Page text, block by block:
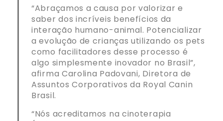
“Abraçamos a causa por valorizar e
saber dos incríveis benefícios da
interação humano-animal. Potencializar
a evolução de crianças utilizando os pets
como facilitadores desse processo é
algo simplesmente inovador no Brasil”,
afirma Carolina Padovani, Diretora de
Assuntos Corporativos da Royal Canin
Brasil.
“Nós acreditamos na cinoterapia